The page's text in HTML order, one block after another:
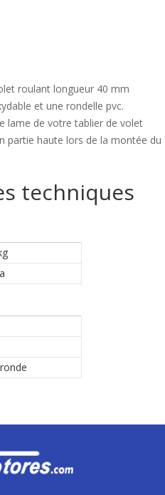
roulant longueur 40 mm
et une rondelle pvc.
lame de votre tablier de volet
partie haute lors de la montée du
techniques